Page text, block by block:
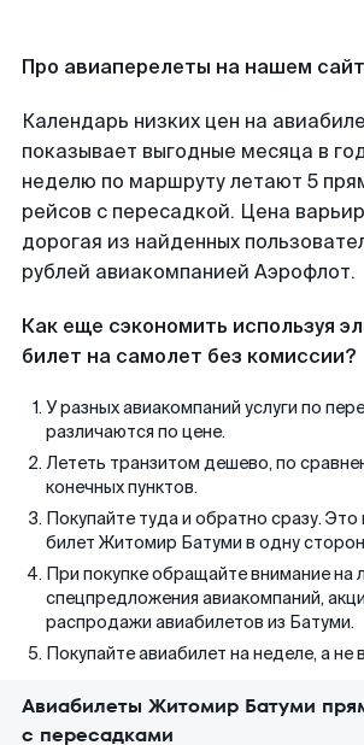
Про авиаперелеты на нашем
Календарь низких цен на
показывает выгодные месяца в
неделю по маршруту летают 5
рейсов с пересадкой. Цена
дорогая из найденных
рублей авиакомпанией Аэрофлот.
Как еще сэкономить используя
билет на самолет без комиссии?
У разных авиакомпаний услуги по
различаются по цене.
Лететь транзитом дешево, по
конечных пунктов.
Покупайте туда и обратно сразу.
билет Житомир Батуми в одну
При покупке обращайте внимание на
спецпредложения авиакомпаний,
распродажи авиабилетов из Батуми.
Покупайте авиабилет на неделе, а не
Авиабилеты Житомир Батуми
с пересадками